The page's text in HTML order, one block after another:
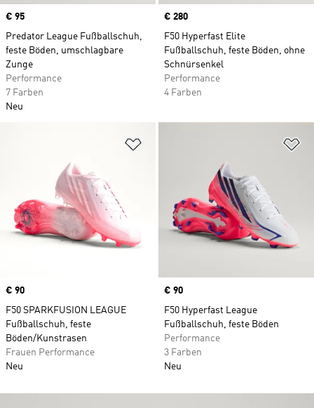
Price
€ 95
Predator League Fußballschuh,
feste Böden, umschlagbare
Zunge
Performance
7 Farben
Neu
Price
€ 280
F50 Hyperfast Elite
Fußballschuh, feste Böden, ohne
Schnürsenkel
Performance
4 Farben
Zur Wunschliste hinzufügen
Price
€ 90
F50 SPARKFUSION LEAGUE
Fußballschuh, feste
Böden/Kunstrasen
Frauen Performance
Neu
Price
€ 90
F50 Hyperfast League
Fußballschuh, feste Böden
Performance
3 Farben
Neu